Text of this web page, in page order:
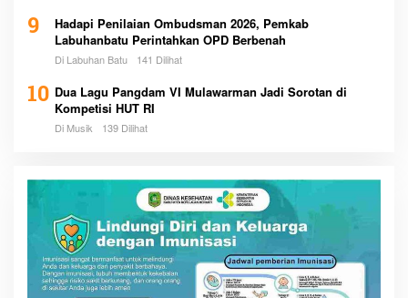
9
Hadapi Penilaian Ombudsman 2026, Pemkab
Labuhanbatu Perintahkan OPD Berbenah
Di Labuhan Batu 141 Dilihat
10 Dua Lagu Pangdam VI Mulawarman Jadi Sorotan di
Kompetisi HUT RI
Di Musik 139 Dilihat